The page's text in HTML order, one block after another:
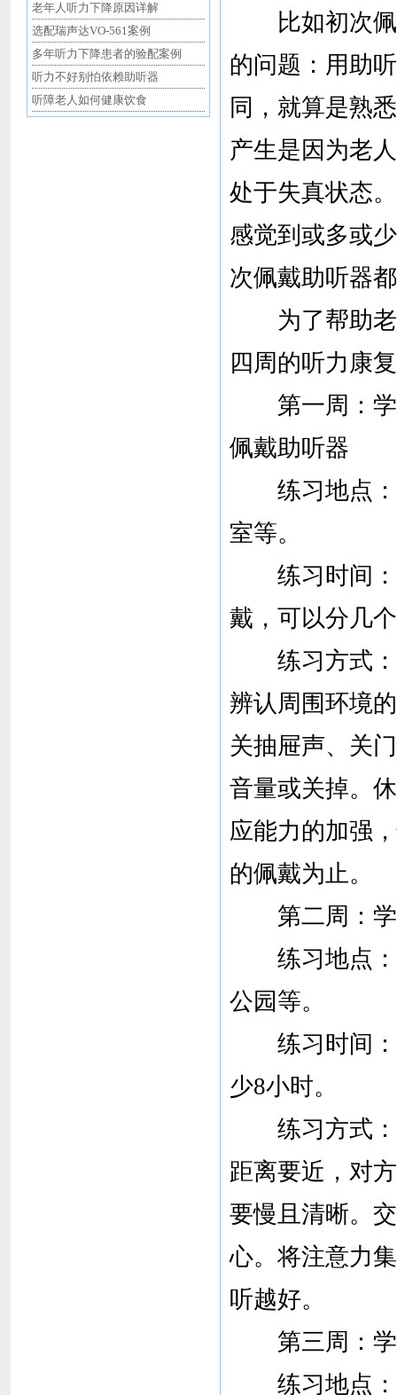
老年人听力下降原因详解
选配瑞声达VO-561案例
多年听力下降患者的验配案例
听力不好别怕依赖助听器
听障老人如何健康饮食
比如初次佩
的问题：用助
同，就算是熟
产生是因为老
处于失真状态
感觉到或多或
次佩戴助听器
为了帮助老
四周的听力康
第一周：学
佩戴助听器
练习地点：
室等。
练习时间：
戴，可以分几
练习方式：
辨认周围环境
关抽屉声、关
音量或关掉。
应能力的加强
的佩戴为止。
第二周：学
练习地点：
公园等。
练习时间：
少8小时。
练习方式：
距离要近，对
要慢且清晰。
心。将注意力
听越好。
第三周：学
练习地点：